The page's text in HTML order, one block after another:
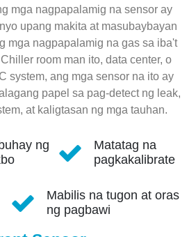
mga nagpapalamig na sensor ay
upang makita at masubaybayan
mga nagpapalamig na gas sa iba't
room man ito, data center, o
system, ang mga sensor na ito ay
papel sa pag-detect ng leak,
at kaligtasan ng mga tauhan.
ng
Matatag na
pagkakalibrate
Mabilis na tugon at oras
ng pagbawi